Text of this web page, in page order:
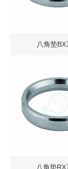
八角垫BX
八角垫RX